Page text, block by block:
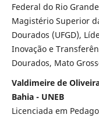
Federal do Rio
Magistério Superior
Dourados (UFGD),
Inovação e
Dourados, Mato
Valdimeire de
Bahia - UNEB
Licenciada em